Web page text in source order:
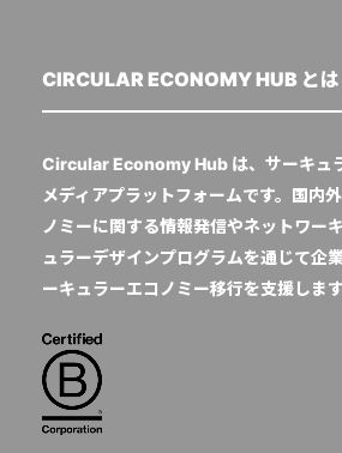
CIRCULAR ECONOMY HUB とは
Circular Economy Hub は、サーキュ
メディアプラットフォームです。国内
ノミーに関する情報発信やネットワー
ュラーデザインプログラムを通じて企
ーキュラーエコノミー移行を支援します